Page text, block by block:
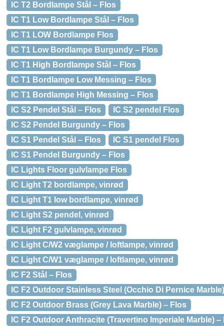
IC T2 Bordlampe Stål – Flos
IC T1 Low Bordlampe Stål – Flos
IC T1 LOW Bordlampe Flos
IC T1 Low Bordlampe Burgundy – Flos
IC T1 High Bordlampe Stål – Flos
IC T1 Bordlampe Low Messing – Flos
IC T1 Bordlampe High Messing – Flos
IC S2 Pendel Stål – Flos
IC S2 pendel Flos
IC S2 Pendel Burgundy – Flos
IC S1 Pendel Stål – Flos
IC S1 pendel Flos
IC S1 Pendel Burgundy – Flos
IC Lights Floor gulvlampe Flos
IC Light T2 bordlampe, vinrød
IC Light T1 low bordlampe, vinrød
IC Light S2 pendel, vinrød
IC Light F2 gulvlampe, vinrød
IC Light C/W2 væglampe / loftlampe, vinrød
IC Light C/W1 væglampe / loftlampe, vinrød
IC F2 Stål – Flos
IC F2 Outdoor Stainless Steel (Occhio Di Pernice
IC F2 Outdoor Brass (Grey Lava Marble) – Flos
IC F2 Outdoor Anthracite (Travertino Imperiale Marble) –